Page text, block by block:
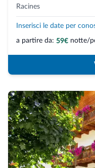
Racines
Inserisci le date per
a partire da: 59€ notte/